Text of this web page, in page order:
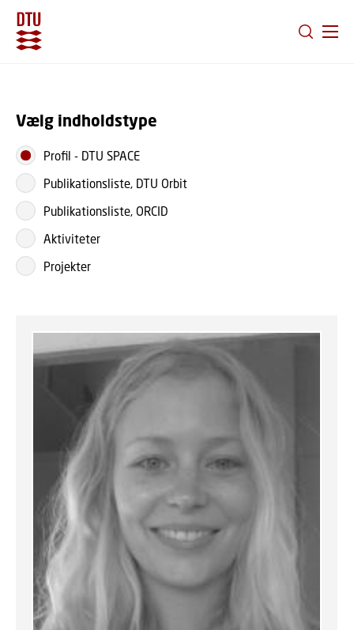
Vælg indholdstype
Profil - DTU SPACE
Publikationsliste, DTU Orbit
Publikationsliste, ORCID
Aktiviteter
Projekter